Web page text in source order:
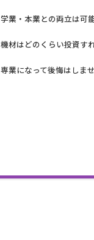
学業・本業との両立は可
機材はどのくらい投資す
専業になって後悔はしま